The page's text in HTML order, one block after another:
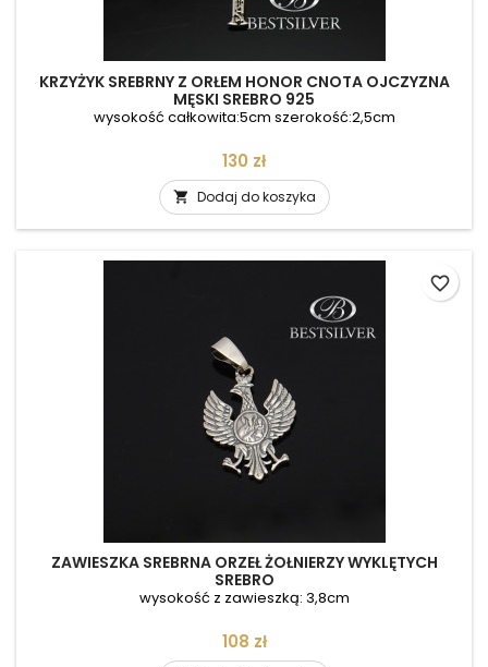
KRZYŻYK SREBRNY Z ORŁEM HONOR CNOTA OJCZYZNA
MĘSKI SREBRO 925
wysokość całkowita:5cm szerokość:2,5cm
Cena
130 zł
 Dodaj do koszyka
ZAWIESZKA SREBRNA ORZEŁ ŻOŁNIERZY WYKLĘTYCH
SREBRO
wysokość z zawieszką: 3,8cm
Cena
108 zł
favorite_border